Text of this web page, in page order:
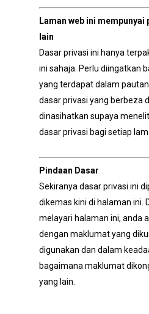
Laman web ini mempunyai
lain
Dasar privasi ini hanya
ini sahaja. Perlu diingatkan
yang terdapat dalam
dasar privasi yang berbeza
dinasihatkan supaya
dasar privasi bagi setiap
Pindaan Dasar
Sekiranya dasar privasi ini
dikemas kini di halaman ini.
melayari halaman ini, anda
dengan maklumat yang
digunakan dan dalam
bagaimana maklumat
yang lain.